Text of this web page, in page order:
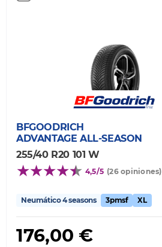
BFGOODRICH
ADVANTAGE ALL-SEASON
255/40 R20 101 W
4,5/5 (26 opiniones)
Neumático 4 seasons 3pmsf XL
176,00 €